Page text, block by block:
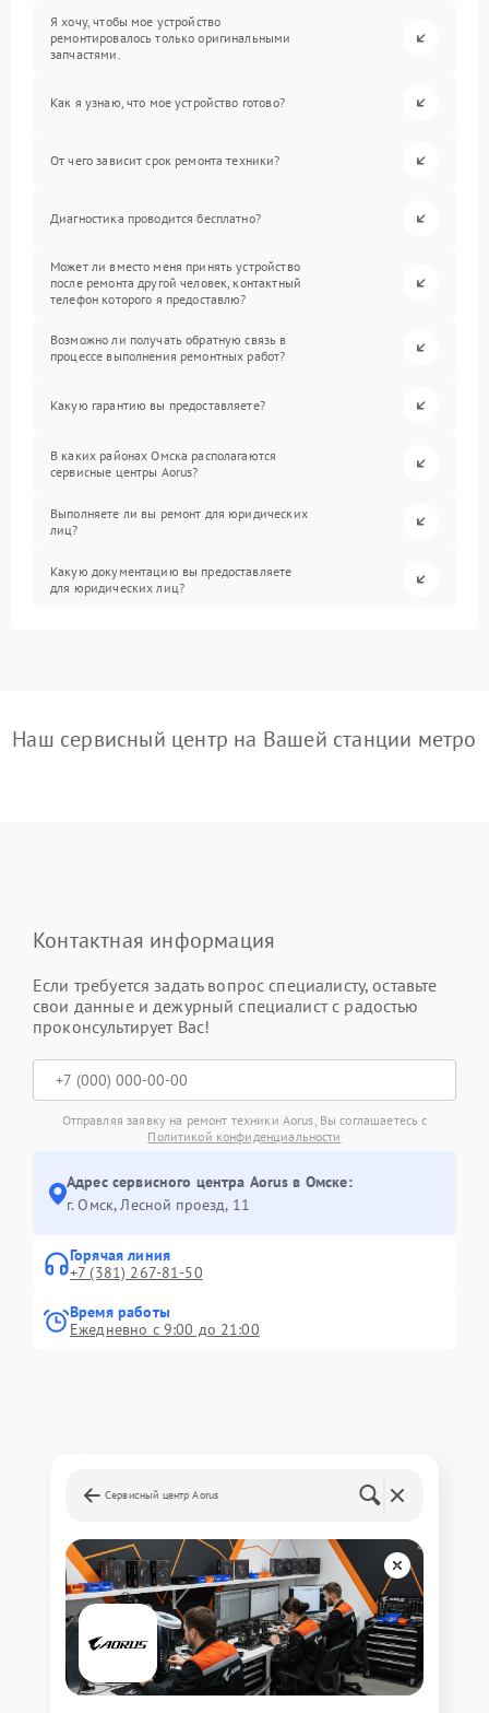
Я хочу, чтобы мое устройство
ремонтировалось только оригинальными
запчастями.
Как я узнаю, что мое устройство готово?
От чего зависит срок ремонта техники?
Диагностика проводится бесплатно?
Может ли вместо меня принять устройство
после ремонта другой человек, контактный
телефон которого я предоставлю?
Возможно ли получать обратную связь в
процессе выполнения ремонтных работ?
Какую гарантию вы предоставляете?
В каких районах Омска располагаются
сервисные центры Aorus?
Выполняете ли вы ремонт для юридических
лиц?
Какую документацию вы предоставляете
для юридических лиц?
Наш сервисный центр на Вашей станции метро
Контактная информация
Если требуется задать вопрос специалисту, оставьте
свои данные и дежурный специалист с радостью
проконсультирует Вас!
Отправляя заявку на ремонт техники Aorus, Вы соглашаетесь с
Политикой конфиденциальности
Адрес сервисного центра Aorus в Омске:
г. Омск, ​Лесной проезд, 11
Горячая линия
+7 (381) 267-81-50
Время работы
Ежедневно с 9:00 до 21:00
Сервисный центр Aorus